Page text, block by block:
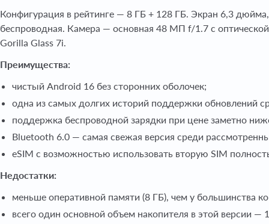
Конфигурация в рейтинге — 8 ГБ + 128 ГБ. Экран 6,3
беспроводная. Камера — основная 48 МП f/1.7 с
Gorilla Glass 7i.
Преимущества:
чистый Android 16 без сторонних оболочек;
одна из самых долгих историй поддержки обновлений
поддержка беспроводной зарядки при цене заметно
Bluetooth 6.0 — самая свежая версия среди
eSIM с возможностью использовать вторую SIM
Недостатки:
меньше оперативной памяти (8 ГБ), чем у большинства
всего один основной объем накопителя в этой версии —